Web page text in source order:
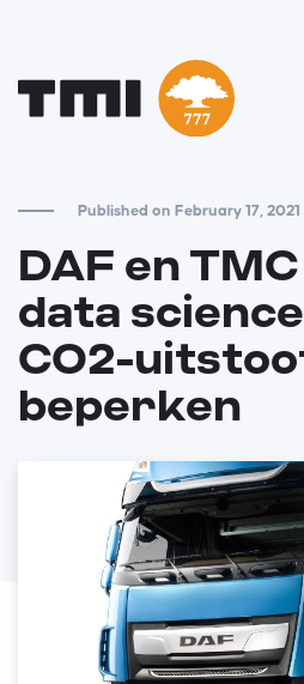
Published on February 17, 2021
DAF en
data
CO2-
beperken